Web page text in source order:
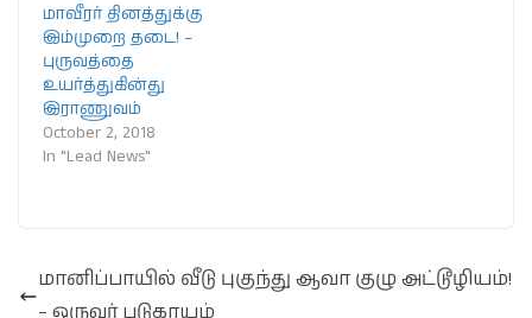
மாவீரர் தினத்துக்கு
இம்முறை தடை! –
புருவத்தை
உயர்த்துகின்து
இராணுவம்
October 2, 2018
In "Lead News"
மானிப்பாயில் வீடு புகுந்து ஆவா குழு அட்டூழியம்!
– ஒருவர் படுகாயம்